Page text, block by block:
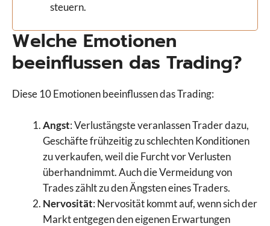
steuern.
Welche Emotionen
beeinflussen das Trading?
Diese 10 Emotionen beeinflussen das Trading:
Angst: Verlustängste veranlassen Trader dazu,
Geschäfte frühzeitig zu schlechten Konditionen
zu verkaufen, weil die Furcht vor Verlusten
überhandnimmt. Auch die Vermeidung von
Trades zählt zu den Ängsten eines Traders.
Nervosität: Nervosität kommt auf, wenn sich der
Markt entgegen den eigenen Erwartungen